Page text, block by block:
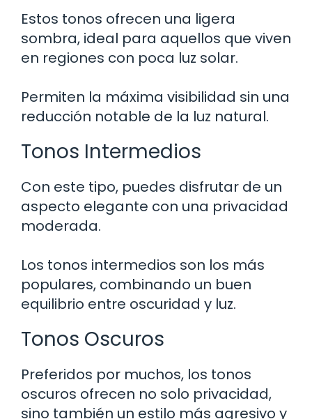
Estos tonos ofrecen una ligera
sombra, ideal para aquellos que viven
en regiones con poca luz solar.
Permiten la máxima visibilidad sin una
reducción notable de la luz natural.
Tonos Intermedios
Con este tipo, puedes disfrutar de un
aspecto elegante con una privacidad
moderada.
Los tonos intermedios son los más
populares, combinando un buen
equilibrio entre oscuridad y luz.
Tonos Oscuros
Preferidos por muchos, los tonos
oscuros ofrecen no solo privacidad,
sino también un estilo más agresivo y